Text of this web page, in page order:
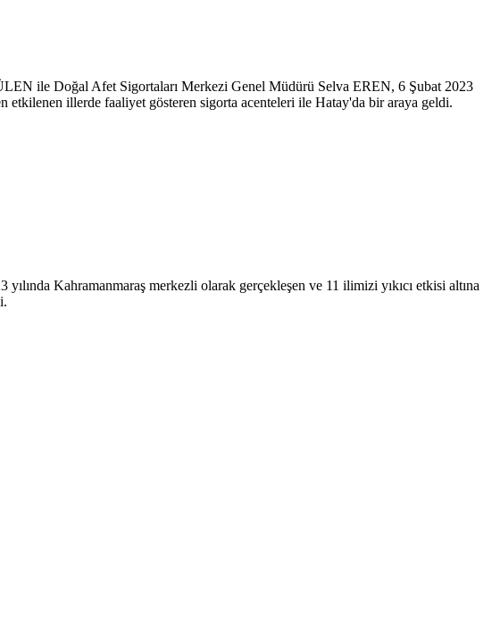
ile Doğal Afet Sigortaları Merkezi Genel Müdürü Selva EREN, 6 Şubat 2023
etkilenen illerde faaliyet gösteren sigorta acenteleri ile Hatay'da bir araya geldi.
Kahramanmaraş merkezli olarak gerçekleşen ve 11 ilimizi yıkıcı etkisi altına